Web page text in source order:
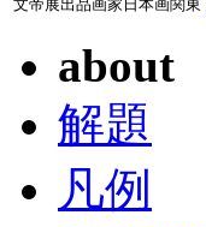
文帝展出品画家日本画関東
about
解題
凡例